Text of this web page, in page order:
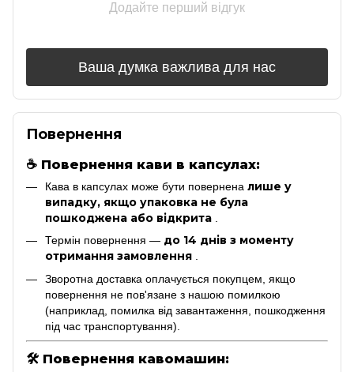
Додайте перший відгук
Ваша думка важлива для нас
Повернення
☕ Повернення кави в капсулах:
Кава в капсулах може бути повернена лише у
випадку, якщо упаковка не була
пошкоджена або відкрита
Термін повернення — до 14 днів з моменту
отримання замовлення .
Зворотна доставка оплачується покупцем, якщо
повернення не пов'язане з нашою помилкою
(наприклад, помилка від завантаження, пошкодження
під час транспортування).
🛠 Повернення кавомашин: